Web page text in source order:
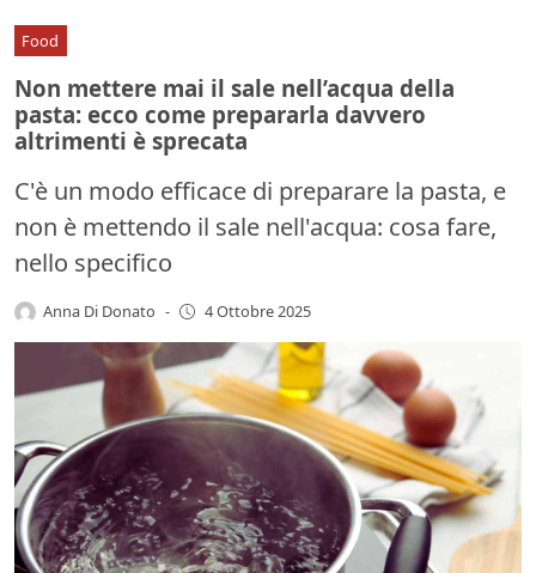
Food
Non mettere mai il sale nell’acqua della
pasta: ecco come prepararla davvero
altrimenti è sprecata
C'è un modo efficace di preparare la pasta, e
non è mettendo il sale nell'acqua: cosa fare,
nello specifico
Anna Di Donato - 4 Ottobre 2025